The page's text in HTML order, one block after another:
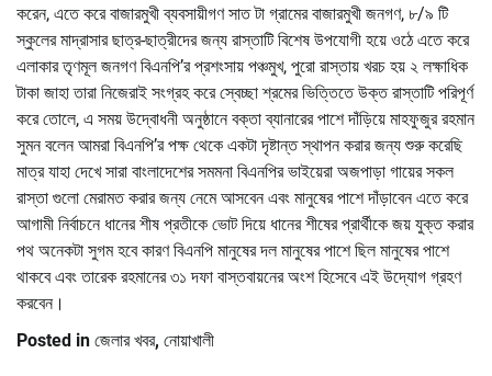
করেন, এতে করে বাজারমুখী ব্যবসায়ীগণ সাত টা গ্রামের বাজারমুখী জনগণ, ৮/৯ টি
স্কুলের মাদ্রাসার ছাত্র-ছাত্রীদের জন্য রাস্তাটি বিশেষ উপযোগী হয়ে ওঠে এতে করে
এলাকার তৃণমূল জনগণ বিএনপি’র প্রশংসায় পঞ্চমুখ, পুরো রাস্তায় খরচ হয় ২ লক্ষাধিক
টাকা জাহা তারা নিজেরাই সংগ্রহ করে স্বেচ্ছা শ্রমের ভিত্তিতে উক্ত রাস্তাটি পরিপূর্ণ
করে তোলে, এ সময় উদ্বোধনী অনুষ্ঠানে বক্তা ব্যানারের পাশে দাঁড়িয়ে মাহফুজুর রহমান
সুমন বলেন আমরা বিএনপি’র পক্ষ থেকে একটা দৃষ্টান্ত স্থাপন করার জন্য শুরু করেছি
মাত্র যাহা দেখে সারা বাংলাদেশের সমমনা বিএনপির ভাইয়েরা অজপাড়া গায়ের সকল
রাস্তা গুলো মেরামত করার জন্য নেমে আসবেন এবং মানুষের পাশে দাঁড়াবেন এতে করে
আগামী নির্বাচনে ধানের শীষ প্রতীকে ভোট দিয়ে ধানের শীষের প্রার্থীকে জয় যুক্ত করার
পথ অনেকটা সুগম হবে কারণ বিএনপি মানুষের দল মানুষের পাশে ছিল মানুষের পাশে
থাকবে এবং তারেক রহমানের ৩১ দফা বাস্তবায়নের অংশ হিসেবে এই উদ্যোগ গ্রহণ
করবেন।
Posted in জেলার খবর, নোয়াখালী